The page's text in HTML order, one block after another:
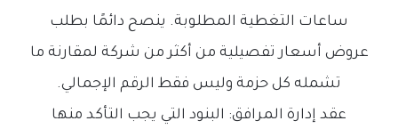
ساعات التغطية المطلوبة. ينصح دائمًا بطلب
عروض أسعار تفصيلية من أكثر من شركة لمقارنة ما
تشمله كل حزمة وليس فقط الرقم الإجمالي.
عقد إدارة المرافق: البنود التي يجب التأكد منها